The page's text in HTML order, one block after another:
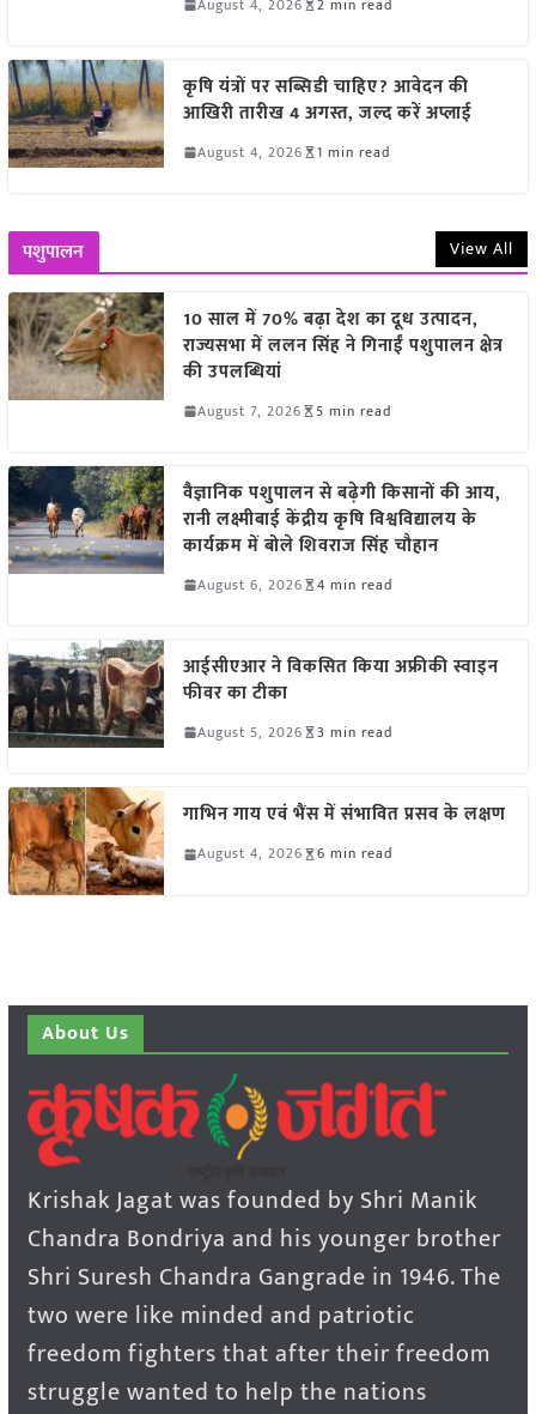
कृषि यंत्रों पर सब्सिडी चाहिए? आवेदन की
आखिरी तारीख 4 अगस्त, जल्द करें अप्लाई
August 4, 2026 1 min read
पशुपालन View All
10 साल में 70% बढ़ा देश का दूध उत्पादन,
राज्यसभा में ललन सिंह ने गिनाईं पशुपालन क्षेत्र
की उपलब्धियां
August 7, 2026 5 min read
वैज्ञानिक पशुपालन से बढ़ेगी किसानों की आय,
रानी लक्ष्मीबाई केंद्रीय कृषि विश्वविद्यालय के
कार्यक्रम में बोले शिवराज सिंह चौहान
August 6, 2026 4 min read
आईसीएआर ने विकसित किया अफ्रीकी स्वाइन
फीवर का टीका
August 5, 2026 3 min read
गाभिन गाय एवं भैंस में संभावित प्रसव के लक्षण
August 4, 2026 6 min read
About Us
Krishak Jagat was founded by Shri Manik
Chandra Bondriya and his younger brother
Shri Suresh Chandra Gangrade in 1946. The
two were like minded and patriotic
freedom fighters that after their freedom
struggle wanted to help the nations